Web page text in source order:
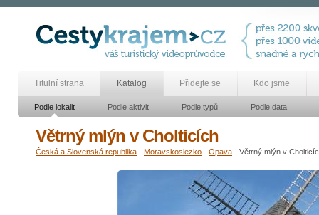
Titulní strana Katalog Přidejte se Kdo jsme
Podle lokalit Podle aktivit Podle typů Podle data
Větrný mlýn v Cholticích
Česká a Slovenská republika - Moravskoslezko - Opava - Větrný mlýn v